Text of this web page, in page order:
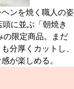
ンを焼く職人の姿
に並ぶ「朝焼き
の限定商品。まだ
分厚くカットし、
が楽しめる。